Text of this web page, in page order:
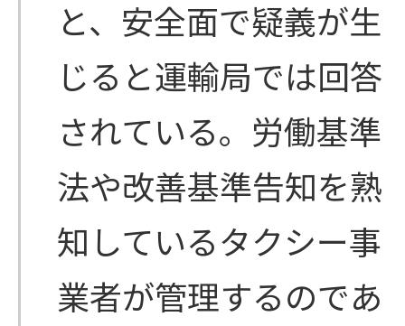
と、安全面で疑義が生
じると運輸局では回答
されている。労働基準
法や改善基準告知を熟
知しているタクシー事
業者が管理するのであ